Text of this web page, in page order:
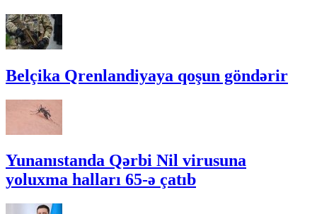
Belçika Qrenlandiyaya qoşun göndərir
Yunanıstanda Qərbi Nil virusuna
yoluxma halları 65-ə çatıb